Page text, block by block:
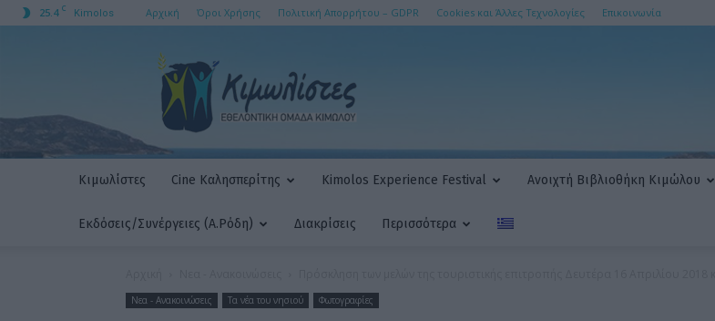
25.4 C Kimolos Αρχική Όροι Χρήσης Πολιτική Απορρήτου – GDPR Cookies και Άλλες Τεχνολογίες Επικοινωνία
AMKE
Κιμωλίστες Cine Καλησπερίτης Kimolos Experience Festival Ανοιχτή Βιβλιοθήκη Κιμώλου
Εκδόσεις/Συνέργειες (Α.Ρόδη) Διακρίσεις Περισσότερα
Νεα - Ανακοινώσεις Τα νέα του νησιού Φωτογραφίες